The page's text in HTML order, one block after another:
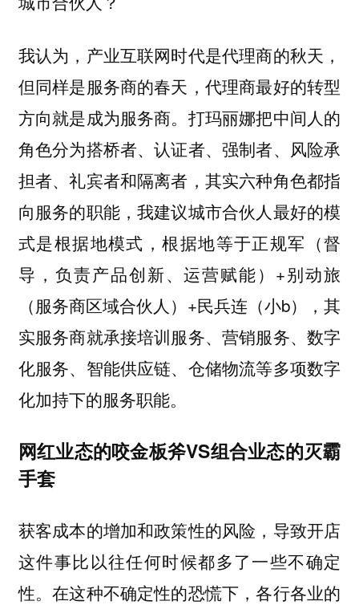
我认为，产业互联网时代是代理商的秋天，
但同样是服务商的春天，代理商最好的转型
方向就是成为服务商。打玛丽娜把中间人的
角色分为搭桥者、认证者、强制者、风险承
担者、礼宾者和隔离者，其实六种角色都指
向服务的职能，我建议城市合伙人最好的模
式是根据地模式，根据地等于正规军（督
导，负责产品创新、运营赋能）+别动旅
（服务商区域合伙人）+民兵连（小b），其
实服务商就承接培训服务、营销服务、数字
化服务、智能供应链、仓储物流等多项数字
化加持下的服务职能。
网红业态的咬金板斧VS组合业态的灭霸
手套
获客成本的增加和政策性的风险，导致开店
这件事比以往任何时候都多了一些不确定
性。在这种不确定性的恐慌下，各行各业的